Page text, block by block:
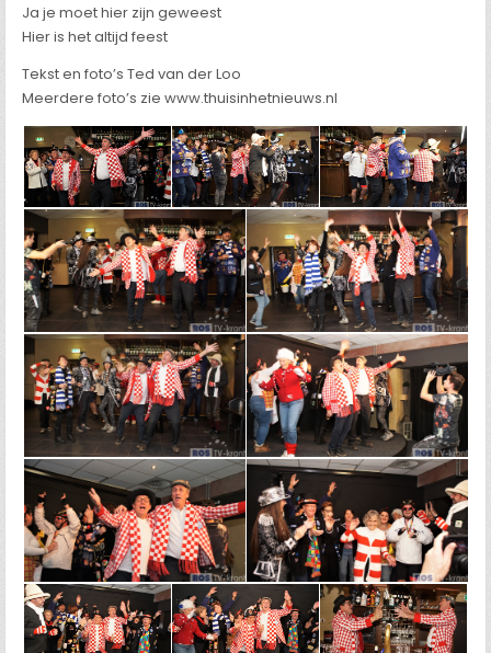
Ja je moet hier zijn geweest
Hier is het altijd feest
Tekst en foto’s Ted van der Loo
Meerdere foto’s zie www.thuisinhetnieuws.nl